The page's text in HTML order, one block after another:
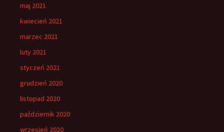
maj 2021
kwiecień 2021
marzec 2021
luty 2021
styczeń 2021
grudzień 2020
listopad 2020
październik 2020
wrzesień 2020